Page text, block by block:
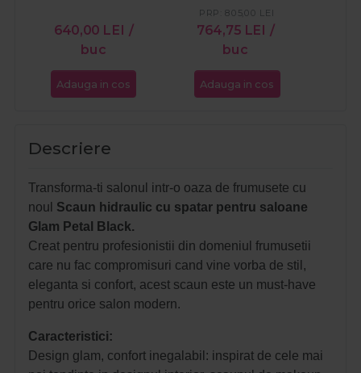
640,00 LEI /
buc
Adauga in cos
Blush Pink
764,75 LEI /
buc
PRP: 805,00 LEI
Adauga in cos
Descriere
Transforma-ti salonul intr-o oaza de frumusete cu
noul Scaun hidraulic cu spatar pentru saloane
Glam Petal Black.
Creat pentru profesionistii din domeniul frumusetii
care nu fac compromisuri cand vine vorba de stil,
eleganta si confort, acest scaun este un must-have
pentru orice salon modern.
Caracteristici:
Design glam, confort inegalabil: inspirat de cele mai